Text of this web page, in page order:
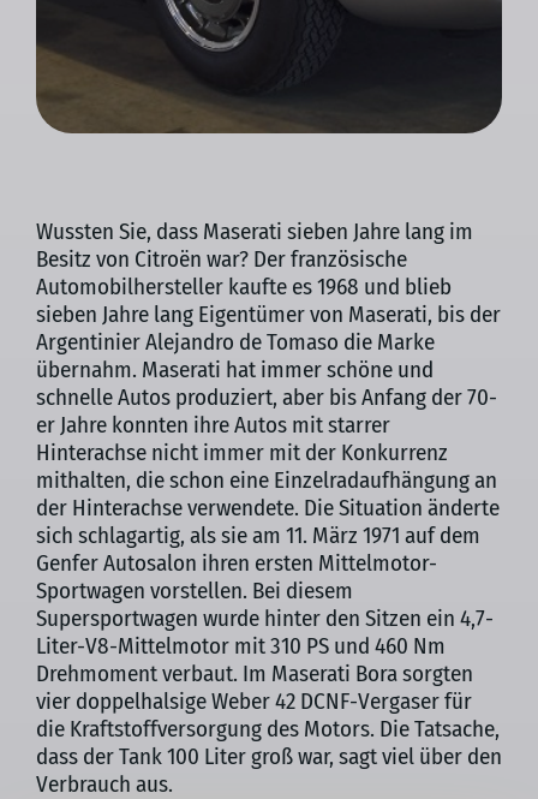
Wussten Sie, dass Maserati sieben Jahre lang im
Besitz von Citroën war? Der französische
Automobilhersteller kaufte es 1968 und blieb
sieben Jahre lang Eigentümer von Maserati, bis der
Argentinier Alejandro de Tomaso die Marke
übernahm. Maserati hat immer schöne und
schnelle Autos produziert, aber bis Anfang der 70-
er Jahre konnten ihre Autos mit starrer
Hinterachse nicht immer mit der Konkurrenz
mithalten, die schon eine Einzelradaufhängung an
der Hinterachse verwendete. Die Situation änderte
sich schlagartig, als sie am 11. März 1971 auf dem
Genfer Autosalon ihren ersten Mittelmotor-
Sportwagen vorstellen. Bei diesem
Supersportwagen wurde hinter den Sitzen ein 4,7-
Liter-V8-Mittelmotor mit 310 PS und 460 Nm
Drehmoment verbaut. Im Maserati Bora sorgten
vier doppelhalsige Weber 42 DCNF-Vergaser für
die Kraftstoffversorgung des Motors. Die Tatsache,
dass der Tank 100 Liter groß war, sagt viel über den
Verbrauch aus.